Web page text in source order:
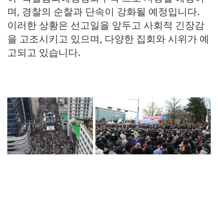
며, 경찰의 순찰과 단속이 강화될 예정입니다.
이러한 상황은 선고일을 앞두고 사회적 긴장감
을 고조시키고 있으며, 다양한 집회와 시위가 예
고되고 있습니다.